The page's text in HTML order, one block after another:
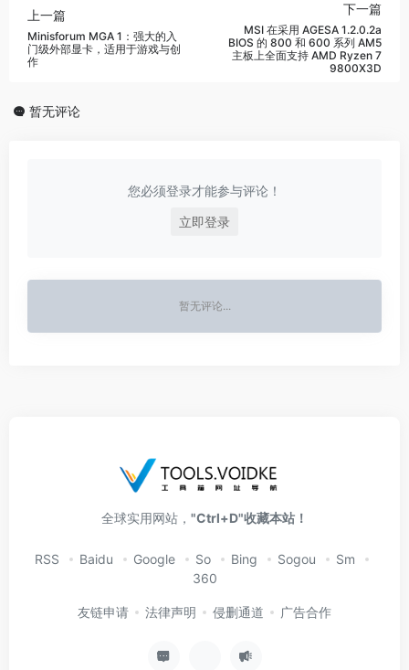
上一篇
Minisforum MGA 1：强大的入
门级外部显卡，适用于游戏与创
作
下一篇
MSI 在采用 AGESA 1.2.0.2a
BIOS 的 800 和 600 系列 AM5
主板上全面支持 AMD Ryzen 7
9800X3D
暂无评论
您必须登录才能参与评论！
立即登录
暂无评论...
全球实用网站， "Ctrl+D"收藏本站！
RSS Baidu Google So Bing Sogou
Sm
360
友链申请 法律声明 侵删通道 广告合作